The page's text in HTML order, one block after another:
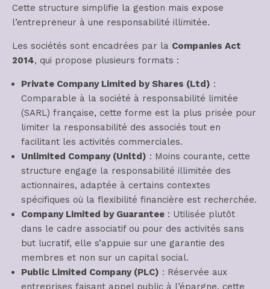
Cette structure simplifie la gestion mais expose
l’entrepreneur à une responsabilité illimitée.
Les sociétés sont encadrées par la Companies Act
2014, qui propose plusieurs formats :
Private Company Limited by Shares (Ltd) :
Comparable à la société à responsabilité limitée
(SARL) française, cette forme est la plus prisée pour
limiter la responsabilité des associés tout en
facilitant les activités commerciales.
Unlimited Company (Unltd) : Moins courante, cette
structure engage la responsabilité illimitée des
actionnaires, adaptée à certains contextes
spécifiques où la flexibilité financière est recherchée.
Company Limited by Guarantee : Utilisée plutôt
dans le cadre associatif ou pour des activités sans
but lucratif, elle s’appuie sur une garantie des
membres et non sur un capital social.
Public Limited Company (PLC) : Réservée aux